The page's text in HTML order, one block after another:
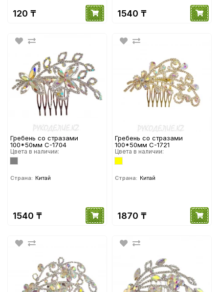
120 ₸ 1540 ₸
Гребень со стразами
100*50мм С-1704
Цвета в наличии:
Страна: Китай
1540 ₸
Гребень со стразами
100*50мм С-1721
Цвета в наличии:
Страна: Китай
1870 ₸